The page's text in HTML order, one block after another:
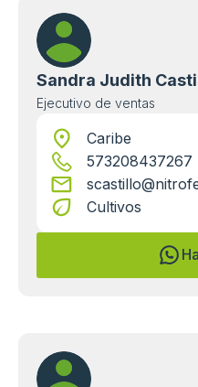
Sandra Judith
Ejecutivo de ventas
Caribe
573208437267
Cultivos